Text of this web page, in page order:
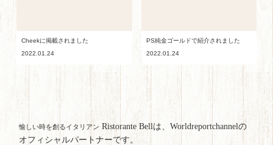
Cheekに掲載されました
2022.01.24
PS純金ゴールドで紹介されました
2022.01.24
愉しい時を創るイタリアン Ristorante Bellは、Worldreportchannelの
オフィシャルパートナーです。